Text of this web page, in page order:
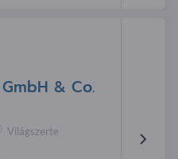
& Co.
Világszerte